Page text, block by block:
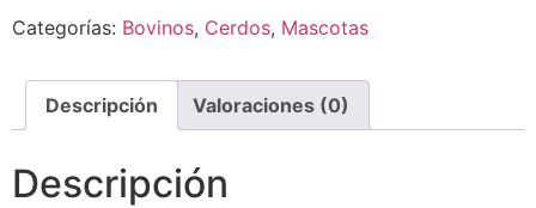
Categorías: Bovinos, Cerdos, Mascotas
Descripción Valoraciones (0)
Descripción